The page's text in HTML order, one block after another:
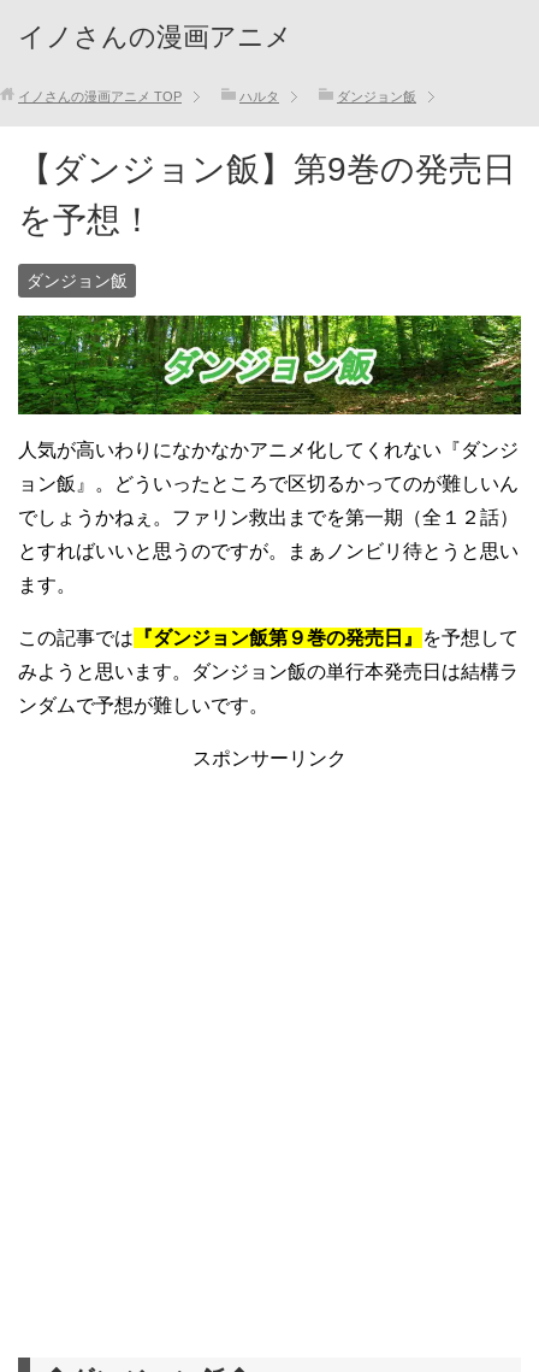
イノさんの漫画アニメ
イノさんの漫画アニメ TOP ハルタ ダンジョン飯
【ダンジョン飯】第9巻の発売日
を予想！
ダンジョン飯
人気が高いわりになかなかアニメ化してくれない『ダンジ
ョン飯』。どういったところで区切るかってのが難しいん
でしょうかねぇ。ファリン救出までを第一期（全１２話）
とすればいいと思うのですが。まぁノンビリ待とうと思い
ます。
この記事では 『ダンジョン飯第９巻の発売日』
を予想して
みようと思います。ダンジョン飯の単行本発売日は結構ラ
ンダムで予想が難しいです。
スポンサーリンク